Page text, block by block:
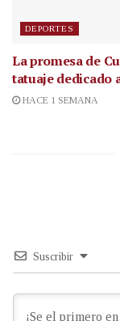
DEPORTES
La promesa de
tatuaje dedicado
HACE 1 SEMANA
Suscribir